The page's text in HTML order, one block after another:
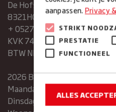
De Hofstee 1
8321HG Urk
+ 0527683454
KVK 74286293
BTW NR. NL859839151B01
2026 Bakkerij Maxima
Maandag
Dinsdag
aanpassen.Privacy
STRIKT
PRESTATIE
FUNCTIONEEL
ALLES